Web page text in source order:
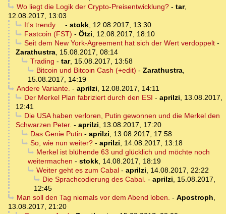
Wo liegt die Logik der Crypto-Preisentwicklung?- tar,
12.08.2017, 13:03
It's trendy.... - stokk, 12.08.2017, 13:30
Fastcoin (FST) - Ötzi, 12.08.2017, 18:10
Seit dem New York-Agreement hat sich der Wert verdoppelt-
Zarathustra, 15.08.2017, 08:14
Trading - tar, 15.08.2017, 13:58
Bitcoin und Bitcoin Cash (+edit) - Zarathustra,
15.08.2017, 14:19
Andere Variante. - aprilzi, 12.08.2017, 14:11
Der Merkel Plan fabriziert durch den ESI - aprilzi, 13.08.2017,
12:41
Die USA haben verloren, Putin gewonnen und die Merkel den
Schwarzen Peter. - aprilzi, 13.08.2017, 17:20
Das Genie Putin - aprilzi, 13.08.2017, 17:58
So, wie nun weiter?- aprilzi, 14.08.2017, 13:18
Merkel ist blühende 63 und glücklich und möchte noch
weitermachen - stokk, 14.08.2017, 18:19
Weiter geht es zum Cabal- aprilzi, 14.08.2017, 22:22
Die Sprachcodierung des Cabal. - aprilzi, 15.08.2017,
12:45
Man soll den Tag niemals vor dem Abend loben. - Apostroph,
13.08.2017, 21:20